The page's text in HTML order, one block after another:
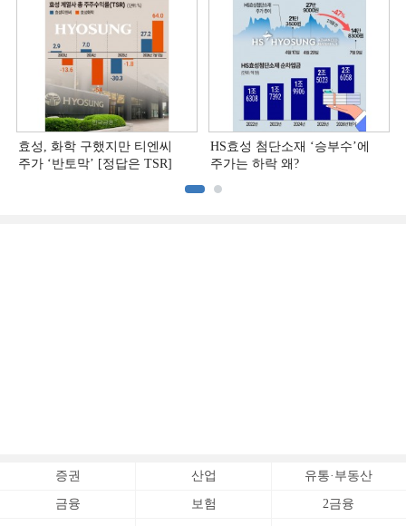
효성, 화학 구했지만 티엔씨
주가 ‘반토막’ [정답은 TSR]
HS효성 첨단소재 ‘승부수’에
주가는 하락 왜?
증권 산업 유통·부동산
금융 보험 2금융